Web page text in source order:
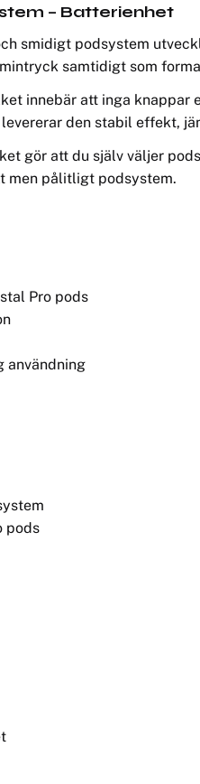
– Batterienhet
smidigt podsystem
samtidigt som
innebär att inga
den stabil effekt,
gör att du själv väljer
men pålitligt podsystem.
Pro pods
användning
pods